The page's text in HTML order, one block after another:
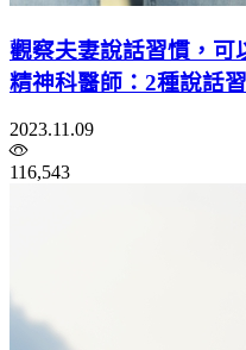
觀察夫妻說話習慣，可
精神科醫師：2種說話
2023.11.09
116,543